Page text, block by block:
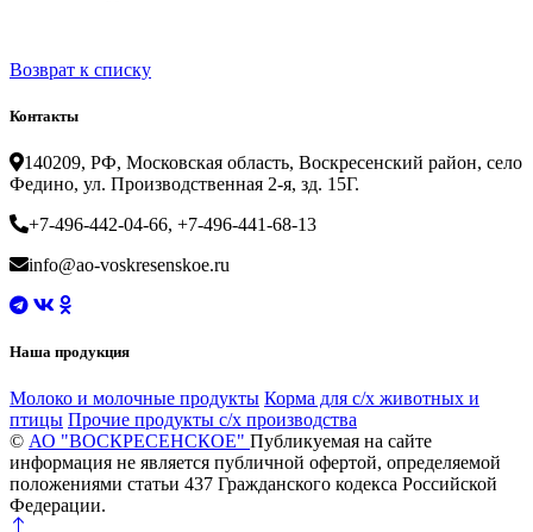
Возврат к списку
Контакты
140209, РФ, Московская область, Воскресенский район, село
Федино, ул. Производственная 2-я, зд. 15Г.
+7-496-442-04-66, +7-496-441-68-13
info@ao-voskresenskoe.ru
Наша продукция
Молоко и молочные продукты Корма для с/х животных и
птицы Прочие продукты с/х производства
© АО "ВОСКРЕСЕНСКОЕ" Публикуемая на сайте
информация не является публичной офертой, определяемой
положениями статьи 437 Гражданского кодекса Российской
Федерации.